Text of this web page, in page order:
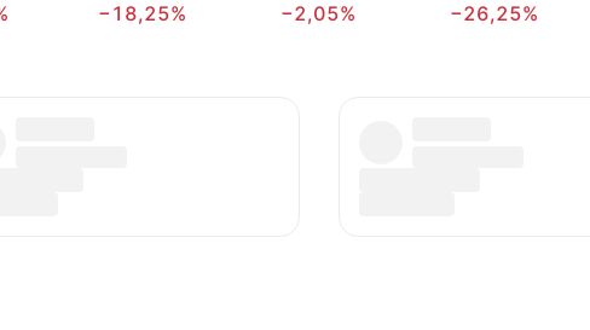
−18,25%
−2,05%
−26,25%